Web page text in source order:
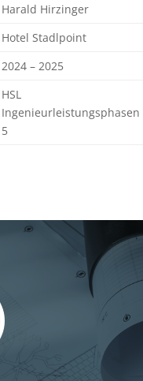
Harald Hirzinger
Hotel Stadlpoint
2024 – 2025
HSL
Ingenieurleistungsphasen
5